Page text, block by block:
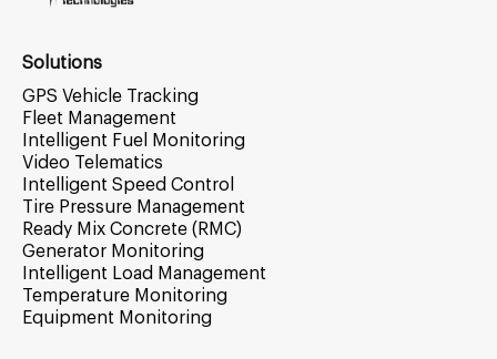
Solutions
GPS Vehicle Tracking
Fleet Management
Intelligent Fuel Monitoring
Video Telematics
Intelligent Speed Control
Tire Pressure Management
Ready Mix Concrete (RMC)
Generator Monitoring
Intelligent Load Management
Temperature Monitoring
Equipment Monitoring